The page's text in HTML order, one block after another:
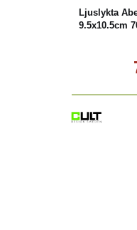
Ljuslykta
9.5x10.5cm